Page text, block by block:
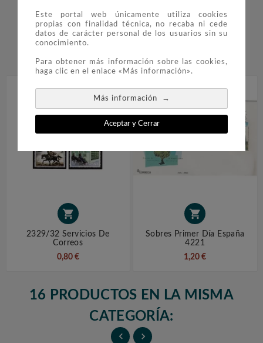
Este portal web únicamente utiliza cookies
propias con finalidad técnica, no recaba ni cede
datos de carácter personal de los usuarios sin su
conocimiento.
Para obtener más información sobre las cookies,
haga clic en el enlace «Más información».
Más información →
Aceptar y Cerrar
ESTE PRODUCTO TAMBIÉN
COMPRARON:
 

2329/32 Servicios De
Correos
0,80 €

Sobres Primer Día España
4221
1,20 €
16 PRODUCTOS EN LA MISMA
CATEGORÍA:
 